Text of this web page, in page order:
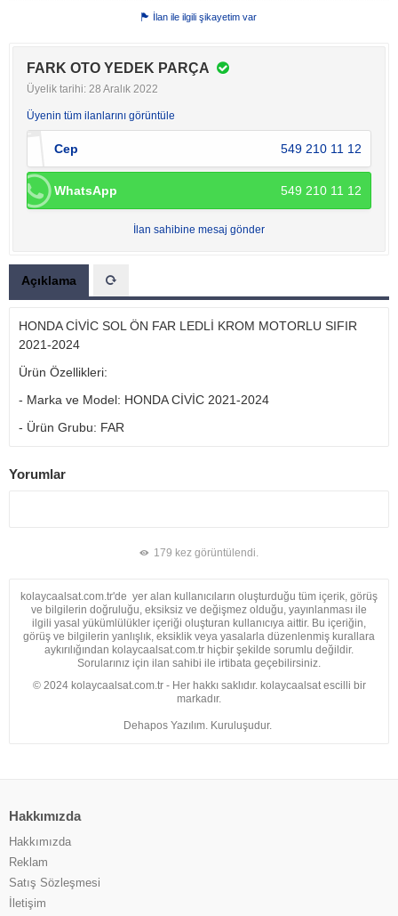
İlan ile ilgili şikayetim var
FARK OTO YEDEK PARÇA
Üyelik tarihi: 28 Aralık 2022
Üyenin tüm ilanlarını görüntüle
Cep 549 210 11 12
WhatsApp 549 210 11 12
İlan sahibine mesaj gönder
Açıklama
HONDA CİVİC SOL ÖN FAR LEDLİ KROM MOTORLU SIFIR
2021-2024
Ürün Özellikleri:
- Marka ve Model: HONDA CİVİC 2021-2024
- Ürün Grubu: FAR
Yorumlar
179 kez görüntülendi.
kolaycaalsat.com.tr'de yer alan kullanıcıların oluşturduğu tüm içerik, görüş
ve bilgilerin doğruluğu, eksiksiz ve değişmez olduğu, yayınlanması ile
ilgili yasal yükümlülükler içeriği oluşturan kullanıcıya aittir. Bu içeriğin,
görüş ve bilgilerin yanlışlık, eksiklik veya yasalarla düzenlenmiş kurallara
aykırılığından kolaycaalsat.com.tr hiçbir şekilde sorumlu değildir.
Sorularınız için ilan sahibi ile irtibata geçebilirsiniz.
© 2024 kolaycaalsat.com.tr - Her hakkı saklıdır. kolaycaalsat escilli bir
markadır.
Dehapos Yazılım. Kuruluşudur.
Hakkımızda
Hakkımızda
Reklam
Satış Sözleşmesi
İletişim